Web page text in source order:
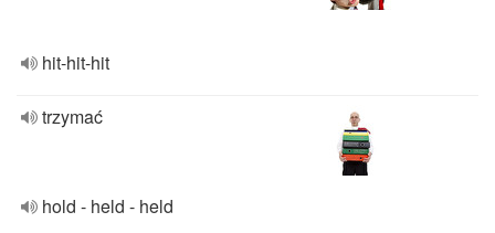
hit-hit-hit
trzymać
hold - held - held